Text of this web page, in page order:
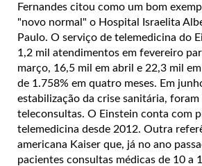
Fernandes citou como um bom
"novo normal" o Hospital Israelita
Paulo. O serviço de telemedicina do
1,2 mil atendimentos em fevereiro
março, 16,5 mil em abril e 22,3 mil
de 1.758% em quatro meses. Em
estabilização da crise sanitária, foram
teleconsultas. O Einstein conta com
telemedicina desde 2012. Outra
americana Kaiser que, já no ano
pacientes consultas médicas de 10 a